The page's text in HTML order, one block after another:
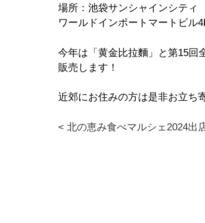
場所：池袋サンシャインシティ
ワールドインポートマートビル
今年は「黄金比拉麵」と第15回
販売します！
近郊にお住みの方は是非お立ち
投
< 北の恵み食べマルシェ2024出